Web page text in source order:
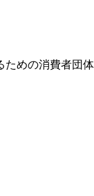
ための消費者団体